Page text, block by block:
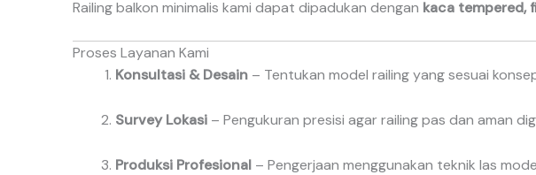
Railing balkon minimalis kami dapat dipadukan dengan kaca tempered,
Proses Layanan Kami
Konsultasi & Desain – Tentukan model railing yang sesuai
Survey Lokasi – Pengukuran presisi agar railing pas dan aman
Produksi Profesional – Pengerjaan menggunakan teknik las